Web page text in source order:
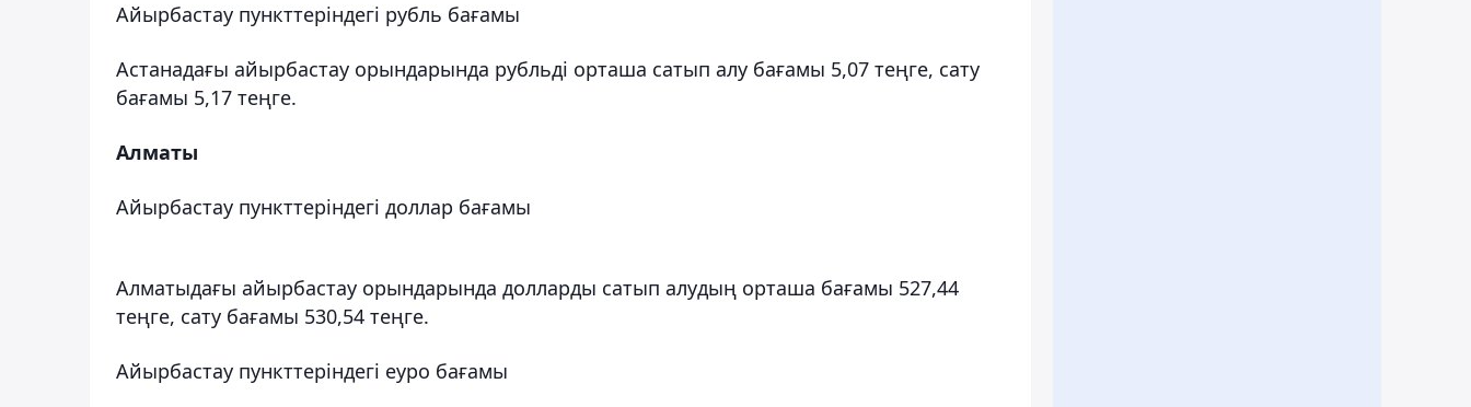
Айырбастау пункттеріндегі рубль бағамы
Астанадағы айырбастау орындарында рубльді орташа сатып алу бағамы 5,07 теңге, сату
бағамы 5,17 теңге.
Алматы
Айырбастау пункттеріндегі доллар бағамы
Алматыдағы айырбастау орындарында долларды сатып алудың орташа бағамы 527,44
теңге, сату бағамы 530,54 теңге.
Айырбастау пункттеріндегі еуро бағамы